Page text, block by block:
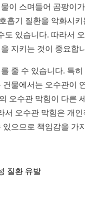
이 스며들어 곰팡이
흡기 질환을 악화시키
도 있습니다. 따라서
지키는 것이 중요합
줄 수 있습니다. 특히
물에서는 오수관이
오수관 막힘이 다른
서 오수관 막힘은 개인
으므로 책임감을 가
질환 유발